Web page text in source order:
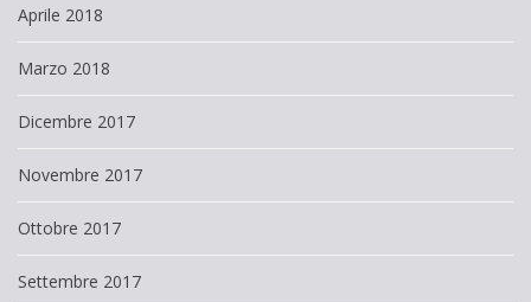
Aprile 2018
Marzo 2018
Dicembre 2017
Novembre 2017
Ottobre 2017
Settembre 2017